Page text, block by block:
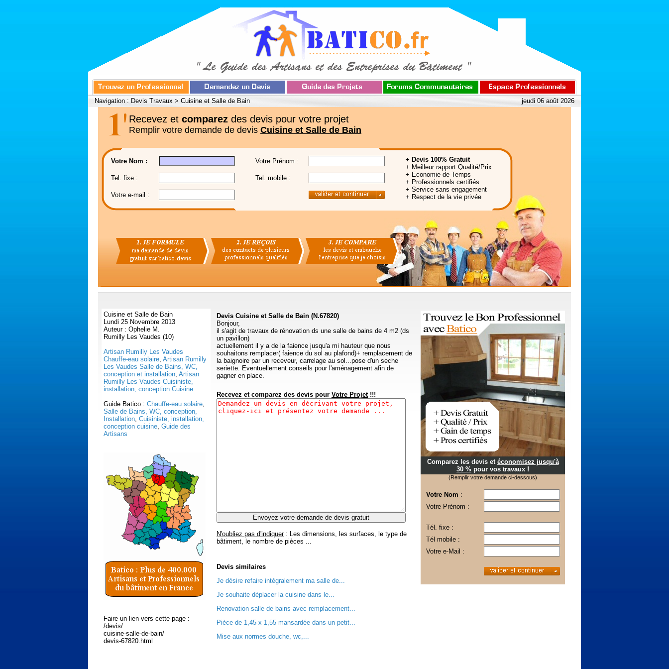
Navigation : Devis Travaux > Cuisine et Salle de Bain jeudi 06 août 2026
Recevez et comparez des devis pour votre projet
Remplir votre demande de devis Cuisine et Salle de Bain
Votre Nom : Votre Prénom :
+ Devis 100% Gratuit
+ Meilleur rapport Qualité/Prix
+ Economie de Temps
+ Professionnels certifiés
+ Service sans engagement
+ Respect de la vie privée
Tel. fixe : Tel. mobile :
Votre e-mail :
Cuisine et Salle de Bain
Lundi 25 Novembre 2013
Auteur : Ophelie M.
Rumilly Les Vaudes (10)
Artisan Rumilly Les Vaudes
Chauffe-eau solaire, Artisan Rumilly
Les Vaudes Salle de Bains, WC,
conception et installation, Artisan
Rumilly Les Vaudes Cuisiniste,
installation, conception Cuisine
Guide Batico : Chauffe-eau solaire,
Salle de Bains, WC, conception,
Installation, Cuisiniste, installation,
conception cuisine, Guide des
Artisans
Faire un lien vers cette page :
/devis/
cuisine-salle-de-bain/
devis-67820.html
Devis Cuisine et Salle de Bain (N.67820)
Bonjour,
il s'agit de travaux de rénovation ds une salle de bains de 4 m2 (ds
un pavillon)
actuellement il y a de la faience jusqu'a mi hauteur que nous
souhaitons remplacer( faience du sol au plafond)+ remplacement de
la baignoire par un receveur, carrelage au sol...pose d'un seche
seriette. Eventuellement conseils pour l'aménagement afin de
gagner en place.
Recevez et comparez des devis pour Votre Projet!!!
N'oubliez pas d'indiquer: Les dimensions, les surfaces, le type de
bâtiment, le nombre de pièces ...
Devis similaires
Je désire refaire intégralement ma salle de...
Je souhaite déplacer la cuisine dans le...
Renovation salle de bains avec remplacement...
Pièce de 1,45 x 1,55 mansardée dans un petit...
Mise aux normes douche, wc,...
Comparez les devis et économisez jusqu'à
30 % pour vos travaux !
(Remplir votre demande ci-dessous)
Votre Nom :
Votre Prénom :
Tél. fixe :
Tél mobile :
Votre e-Mail :